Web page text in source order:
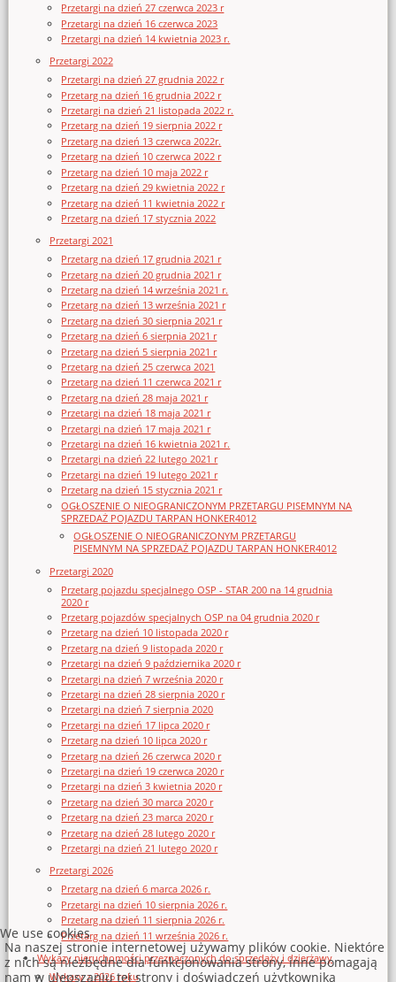
Przetargi na dzień 27 czerwca 2023 r
Przetargi na dzień 16 czerwca 2023
Przetargi na dzień 14 kwietnia 2023 r.
Przetargi 2022
Przetargi na dzień 27 grudnia 2022 r
Przetarg na dzień 16 grudnia 2022 r
Przetargi na dzień 21 listopada 2022 r.
Przetarg na dzień 19 sierpnia 2022 r
Przetarg na dzień 13 czerwca 2022r.
Przetarg na dzień 10 czerwca 2022 r
Przetarg na dzień 10 maja 2022 r
Przetarg na dzień 29 kwietnia 2022 r
Przetarg na dzień 11 kwietnia 2022 r
Przetarg na dzień 17 stycznia 2022
Przetargi 2021
Przetarg na dzień 17 grudnia 2021 r
Przetarg na dzień 20 grudnia 2021 r
Przetarg na dzień 14 września 2021 r.
Przetarg na dzień 13 września 2021 r
Przetarg na dzień 30 sierpnia 2021 r
Przetarg na dzień 6 sierpnia 2021 r
Przetarg na dzień 5 sierpnia 2021 r
Przetarg na dzień 25 czerwca 2021
Przetarg na dzień 11 czerwca 2021 r
Przetarg na dzień 28 maja 2021 r
Przetargi na dzień 18 maja 2021 r
Przetargi na dzień 17 maja 2021 r
Przetargi na dzień 16 kwietnia 2021 r.
Przetargi na dzień 22 lutego 2021 r
Przetargi na dzień 19 lutego 2021 r
Przetarg na dzień 15 stycznia 2021 r
OGŁOSZENIE O NIEOGRANICZONYM PRZETARGU PISEMNYM NA
SPRZEDAŻ POJAZDU TARPAN HONKER4012
OGŁOSZENIE O NIEOGRANICZONYM PRZETARGU
PISEMNYM NA SPRZEDAŻ POJAZDU TARPAN HONKER4012
Przetargi 2020
Przetarg pojazdu specjalnego OSP - STAR 200 na 14 grudnia
2020 r
Przetarg pojazdów specjalnych OSP na 04 grudnia 2020 r
Przetarg na dzień 10 listopada 2020 r
Przetarg na dzień 9 listopada 2020 r
Przetargi na dzień 9 października 2020 r
Przetargi na dzień 7 września 2020 r
Przetargi na dzień 28 sierpnia 2020 r
Przetargi na dzień 7 sierpnia 2020
Przetargi na dzień 17 lipca 2020 r
Przetarg na dzień 10 lipca 2020 r
Przetarg na dzień 26 czerwca 2020 r
Przetargi na dzień 19 czerwca 2020 r
Przetargi na dzień 3 kwietnia 2020 r
Przetarg na dzień 30 marca 2020 r
Przetarg na dzień 23 marca 2020 r
Przetarg na dzień 28 lutego 2020 r
Przetargi na dzień 21 lutego 2020 r
Przetargi 2026
Przetarg na dzień 6 marca 2026 r.
Przetargi na dzień 10 sierpnia 2026 r.
Przetarg na dzień 11 sierpnia 2026 r.
Przetarg na dzień 11 września 2026 r.
Wykazy nieruchomości przeznaczonych do sprzedaży i dzierżawy
Wykazy z 2026 roku
We use cookies
Na naszej stronie internetowej używamy plików cookie. Niektóre
z nich są niezbędne dla funkcjonowania strony, inne pomagają
nam w ulepszaniu tej strony i doświadczeń użytkownika